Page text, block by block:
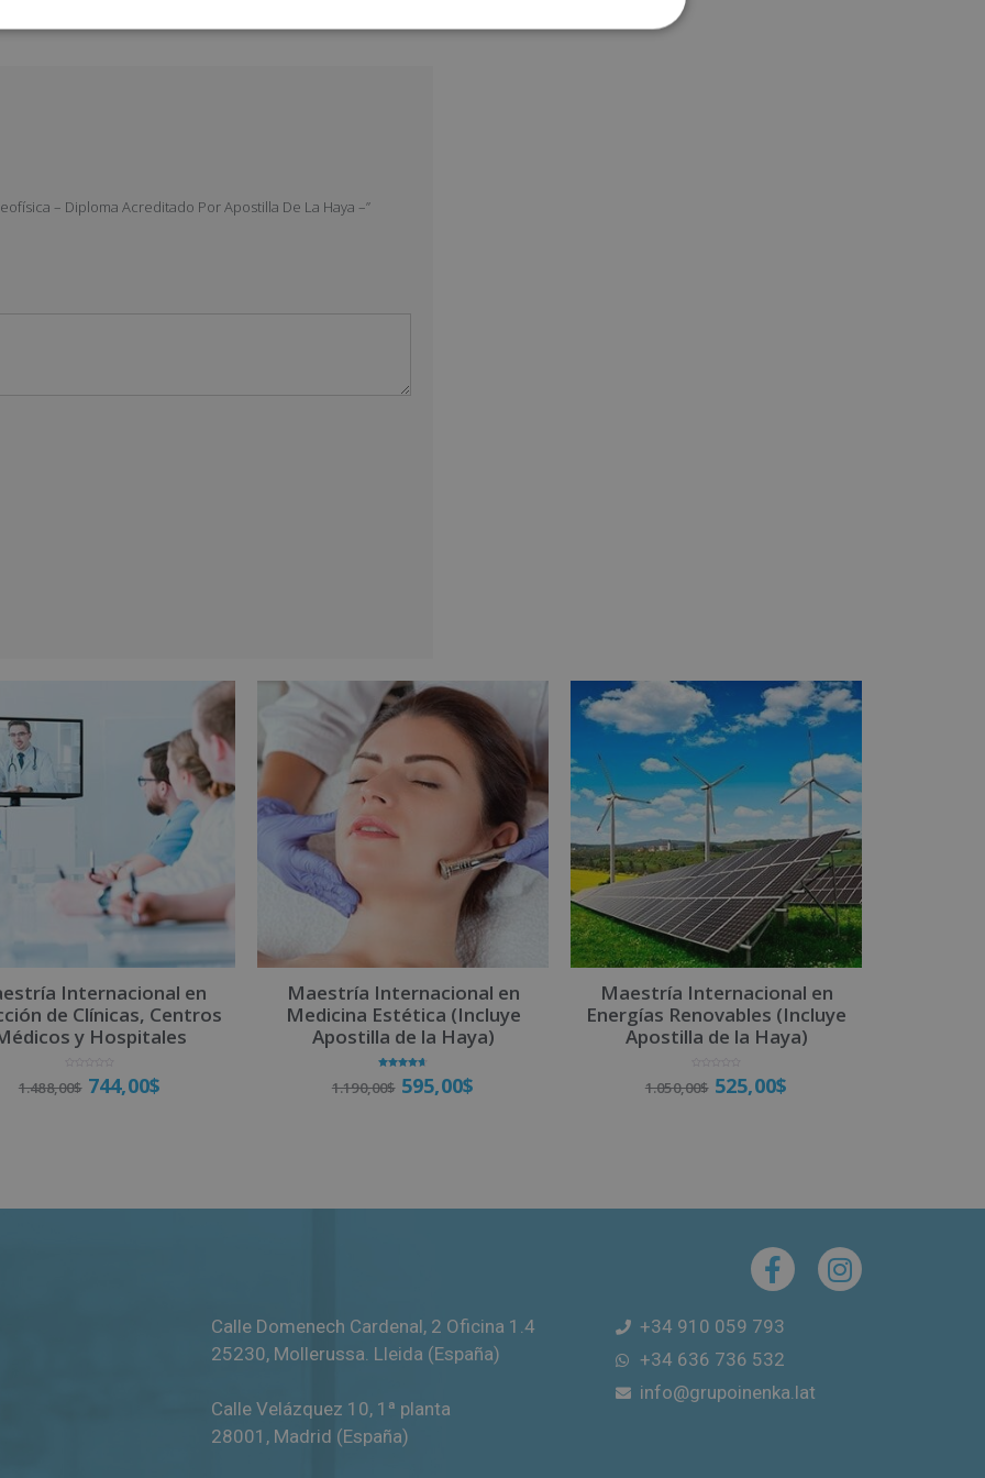
– Diploma Acreditado Por Apostilla De La Haya –”
Internacional en
de Clínicas, Centros
y Hospitales
a
l
1.488,00$ 744,00$
Maestría Internacional en
Medicina Estética (Incluye
Apostilla de la Haya)
con
4.67
1.190,00$ 595,00$
Maestría Internacional en
Energías Renovables (Incluye
Apostilla de la Haya)
a
l
1.050,00$ 525,00$
Calle Domenech Cardenal, 2 Oficina 1.4
25230, Mollerussa. Lleida (España)
Calle Velázquez 10, 1ª planta
28001 , Madrid (España)
+34 910 059 793
+34 636 736 532
info@grupoinenka.lat